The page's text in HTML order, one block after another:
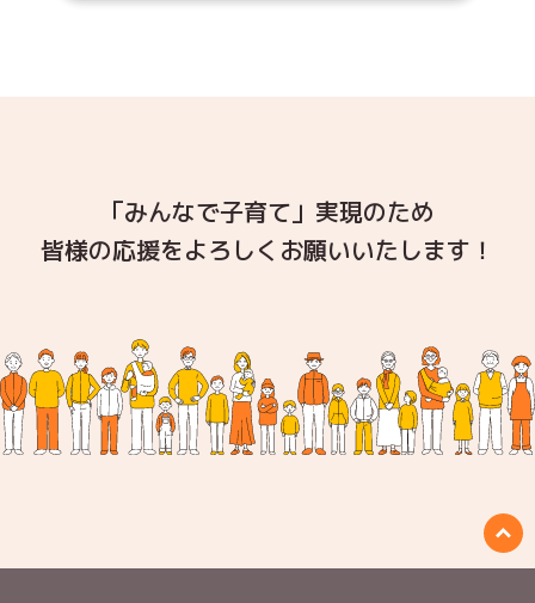
「みんなで子育て」実現のため
皆様の応援をよろしくお願いいたします！